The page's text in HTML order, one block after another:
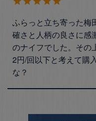
ふらっと立ち寄った梅
確さと人柄の良さに感
のナイフでした。その
2円/回以下と考えて購
な？